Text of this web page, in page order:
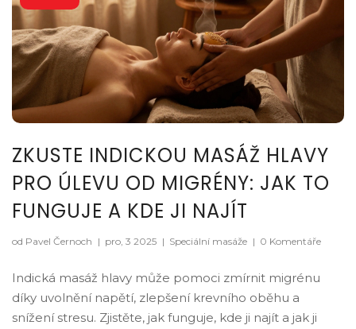
ZKUSTE INDICKOU MASÁŽ HLAVY
PRO ÚLEVU OD MIGRÉNY: JAK TO
FUNGUJE A KDE JI NAJÍT
od Pavel Černoch | pro, 3 2025 | Speciální masáže | 0 Komentáře
Indická masáž hlavy může pomoci zmírnit migrénu
díky uvolnění napětí, zlepšení krevního oběhu a
snížení stresu. Zjistěte, jak funguje, kde ji najít a jak ji